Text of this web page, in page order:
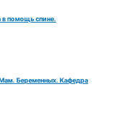
в помощь спине.
Беременных. Кафедра